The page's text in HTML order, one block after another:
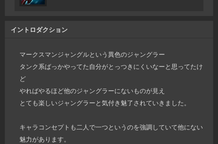
イントロダクション
マークスマンジャングルという異色のジャングラー
タンク系ばっかやってた自分がとっつきにくいなーと思ってたけ
ど
やればやるほど他のジャングラーにないものが見え
とても楽しいジャングラーと気付き魅了されていきました。
キャラコンセプトも二人で一つというのを強調していて他にない
魅力があります。